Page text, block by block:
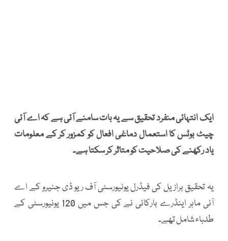
ایک انتہائی منفرد تحقیق سے یہ بات سامنے آئی ہے کہ اے آئی
چیٹ بوٹس کا استعمال دماغی افعال کو کمزور کر کے معلومات
یاد رکھنے کی صلاحیت کو متاثر کر سکتا ہے۔
یہ تحقیق برازیل کی فیڈرل یونیورسٹی آف ریو ڈی جنیرو کے اے
آئی ماہر اینڈرے بارکائی نے کی جس میں 120 یونیورسٹی کے
طلباء شامل تھے۔